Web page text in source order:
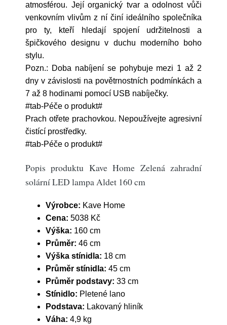
atmosférou. Její organický tvar a odolnost vůči
venkovním vlivům z ní činí ideálního společníka
pro ty, kteří hledají spojení udržitelnosti a
špičkového designu v duchu moderního boho
stylu.
Pozn.: Doba nabíjení se pohybuje mezi 1 až 2
dny v závislosti na povětrnostních podmínkách a
7 až 8 hodinami pomocí USB nabíječky.
#tab-Péče o produkt#
Prach otřete prachovkou. Nepoužívejte agresivní
čistící prostředky.
#tab-Péče o produkt#
Popis produktu Kave Home Zelená zahradní
solární LED lampa Aldet 160 cm
Výrobce: Kave Home
Cena: 5038 Kč
Výška: 160 cm
Průměr: 46 cm
Výška stínidla: 18 cm
Průměr stínidla: 45 cm
Průměr podstavy: 33 cm
Stínidlo: Pletené lano
Podstava: Lakovaný hliník
Váha: 4,9 kg